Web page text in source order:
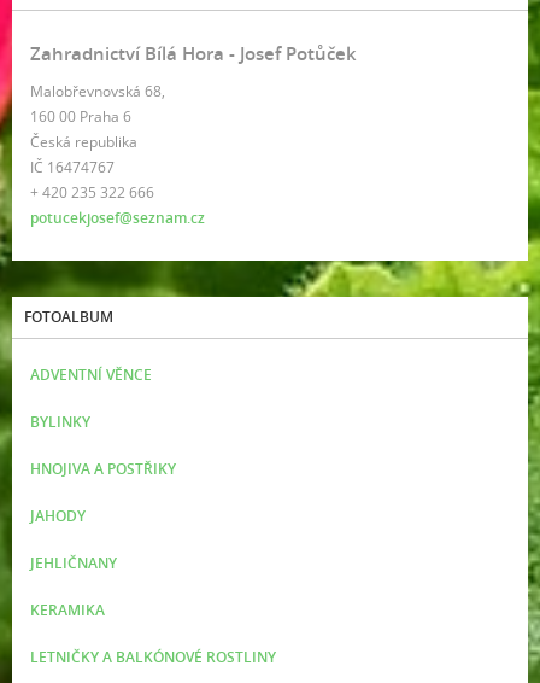
Zahradnictví Bílá Hora - Josef Potůček
Malobřevnovská 68,
160 00 Praha 6
Česká republika
IČ 16474767
+ 420 235 322 666
potucekjosef@seznam.cz
FOTOALBUM
ADVENTNÍ VĚNCE
BYLINKY
HNOJIVA A POSTŘIKY
JAHODY
JEHLIČNANY
KERAMIKA
LETNIČKY A BALKÓNOVÉ ROSTLINY